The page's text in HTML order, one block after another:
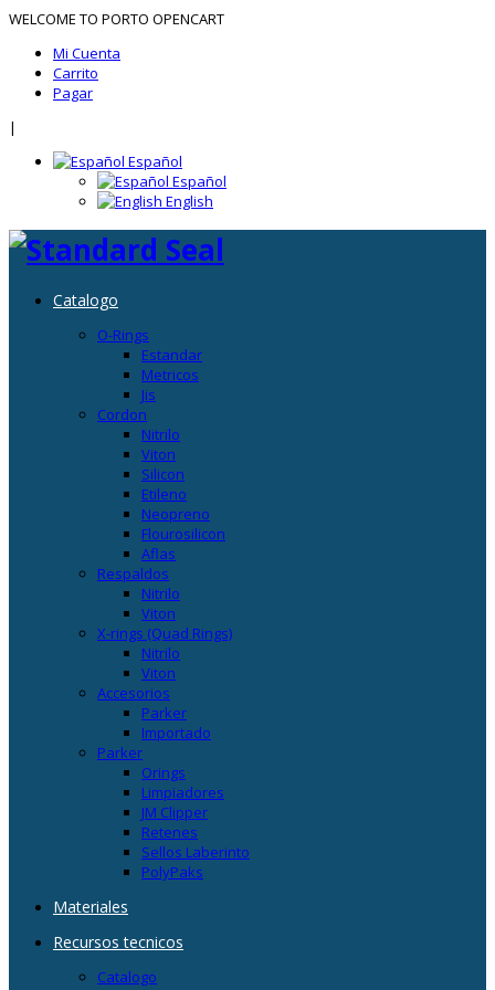
WELCOME TO PORTO OPENCART
Mi Cuenta
Carrito
Pagar
|
Español
Español
English
Catalogo
O-Rings
Estandar
Metricos
Jis
Cordon
Nitrilo
Viton
Silicon
Etileno
Neopreno
Flourosilicon
Aflas
Respaldos
Nitrilo
Viton
X-rings (Quad Rings)
Nitrilo
Viton
Accesorios
Parker
Importado
Parker
Orings
Limpiadores
JM Clipper
Retenes
Sellos Laberinto
PolyPaks
Materiales
Recursos tecnicos
Catalogo